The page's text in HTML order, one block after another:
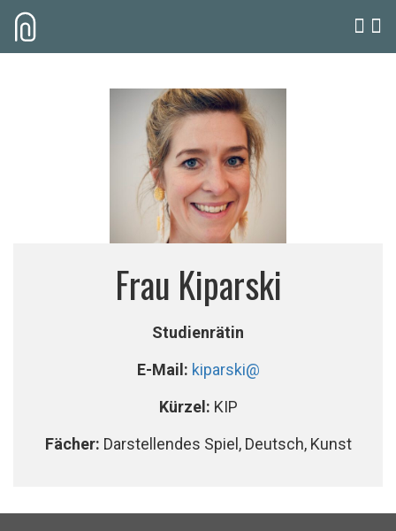
Frau Kiparski
Studienrätin
E-Mail: kiparski@
Kürzel: KIP
Fächer: Darstellendes Spiel, Deutsch, Kunst